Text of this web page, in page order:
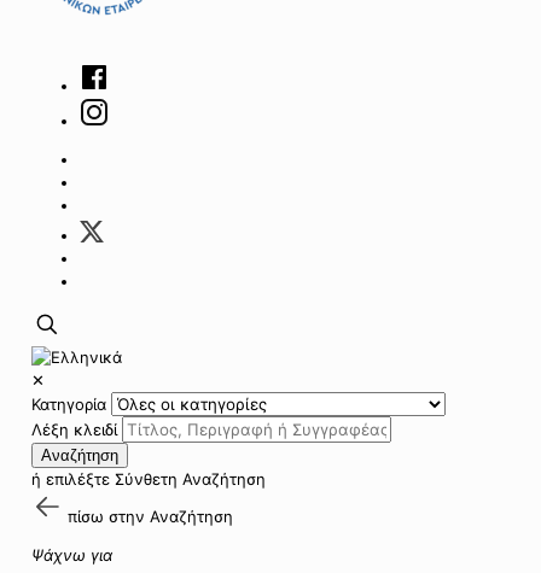
✕
Κατηγορία
Λέξη κλειδί
Αναζήτηση
ή επιλέξτε Σύνθετη Αναζήτηση
πίσω στην Αναζήτηση
Ψάχνω για